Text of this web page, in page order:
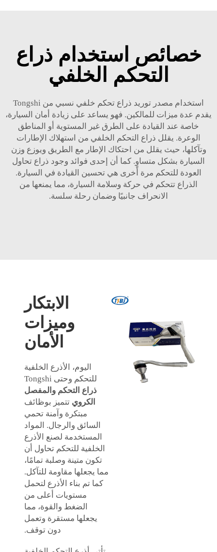
خصائص استخدام ذراع
التحكم الخلفي
استخدام مصدر توريد ذراع تحكم خلفي نسبي من Tongshi
يقدم عدة ميزات للمالكين. فهو يساعد على زيادة أمان السيارة،
خاصة عند القيادة على الطرق غير المستوية أو المناطق
الوعرة. يقلل ذراع التحكم الخلفي من استهلاك الإطارات
وتآكلها، حيث يقلل من احتكاك الإطار مع الطريق ويوزع وزن
السيارة بشكل متساوٍ. كما أن إحدى فوائد وجود ذراع تحاول
العودة للتحكم مرة أخرى هي تحسين القيادة في السيارة.
الذراع تتحكم في حركة وسلامة السيارة، مما يمنعها من
الانحراف جانبيًا وضمان رحلة سلسة.
الابتكار
وميزات
الأمان
اليوم، الأذرع الخلفية
للتحكم وحتى Tongshi
ذراع التحكم والمفصل
الكروي تتميز بوظائف
مبتكرة وآمنة تحمي
السائق والرجال. المواد
المستخدمة لصنع الأذرع
الخلفية للتحكم تحاول أن
تكون متينة وصلبة تمامًا،
مما يجعلها مقاومة للتآكل.
كما تم بناء الأذرع لتحمل
مستويات أعلى من
الضغط والقوة، مما
يجعلها مستقرة وتعمل
دون توقف.